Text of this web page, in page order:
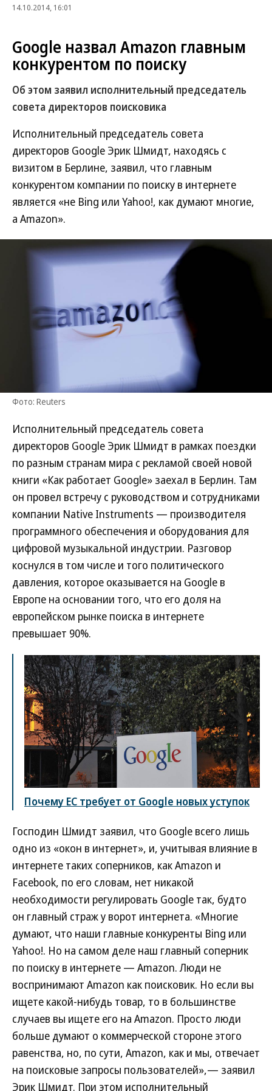
14.10.2014, 16:01
Google назвал Amazon главным
конкурентом по поиску
Об этом заявил исполнительный председатель
совета директоров поисковика
Исполнительный председатель совета
директоров Google Эрик Шмидт, находясь с
визитом в Берлине, заявил, что главным
конкурентом компании по поиску в интернете
является «не Bing или Yahoo!, как думают многие,
а Amazon».
Фото: Reuters
Исполнительный председатель совета
директоров Google Эрик Шмидт в рамках поездки
по разным странам мира с рекламой своей новой
книги «Как работает Google» заехал в Берлин. Там
он провел встречу с руководством и сотрудниками
компании Native Instruments — производителя
программного обеспечения и оборудования для
цифровой музыкальной индустрии. Разговор
коснулся в том числе и того политического
давления, которое оказывается на Google в
Европе на основании того, что его доля на
европейском рынке поиска в интернете
превышает 90%.
Почему ЕС требует от Google новых уступок
Господин Шмидт заявил, что Google всего лишь
одно из «окон в интернет», и, учитывая влияние в
интернете таких соперников, как Amazon и
Facebook, по его словам, нет никакой
необходимости регулировать Google так, будто
он главный страж у ворот интернета. «Многие
думают, что наши главные конкуренты Bing или
Yahoo!. Но на самом деле наш главный соперник
по поиску в интернете — Amazon. Люди не
воспринимают Amazon как поисковик. Но если вы
ищете какой-нибудь товар, то в большинстве
случаев вы ищете его на Amazon. Просто люди
больше думают о коммерческой стороне этого
равенства, но, по сути, Amazon, как и мы, отвечает
на поисковые запросы пользователей»,— заявил
Эрик Шмидт. При этом исполнительный